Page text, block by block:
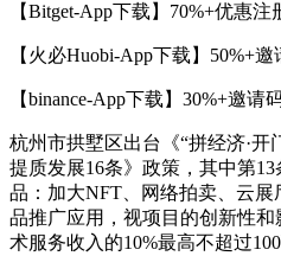
【Bitget-App下载】70%+优惠注
【火必Huobi-App下载】50%+邀
【binance-App下载】30%+邀请
杭州市拱墅区出台《“拼经济·开
提质发展16条》政策，其中第
品：加大NFT、网络拍卖、云
品推广应用，视项目的创新性
术服务收入的10%最高不超过